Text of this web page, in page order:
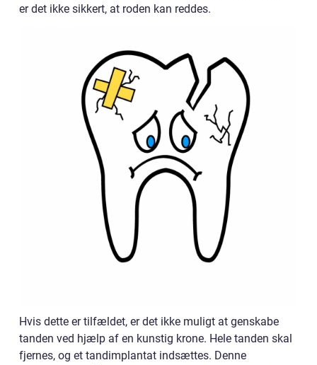
er det ikke sikkert, at roden kan reddes.
Hvis dette er tilfældet, er det ikke muligt at genskabe
tanden ved hjælp af en kunstig krone. Hele tanden skal
fjernes, og et tandimplantat indsættes. Denne